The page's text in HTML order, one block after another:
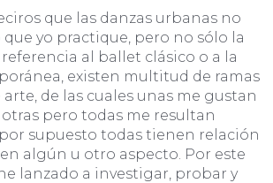
que las danzas urbanas no
yo practique, pero no sólo la
al ballet clásico o a la
existen multitud de ramas
de las cuales unas me gustan
otras pero todas me resultan
supuesto todas tienen relación
algún u otro aspecto. Por este
lanzado a investigar, probar y